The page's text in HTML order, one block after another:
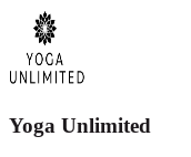
Yoga Unlimited